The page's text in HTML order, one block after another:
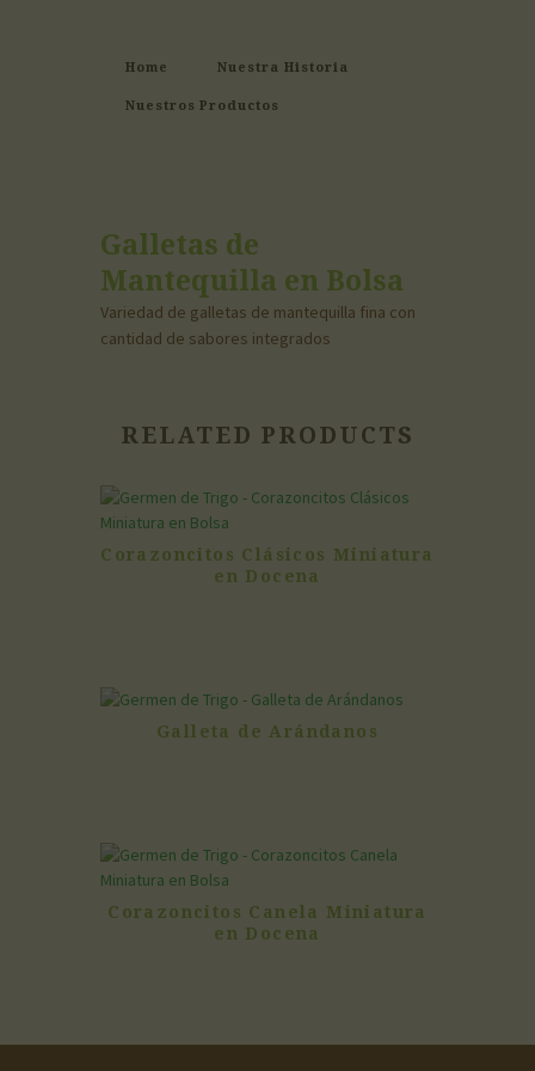
Home Nuestra Historia
Nuestros Productos
Galletas de
Mantequilla en Bolsa
Variedad de galletas de mantequilla fina con
cantidad de sabores integrados
RELATED PRODUCTS
Corazoncitos Clásicos Miniatura
en Docena
Galleta de Arándanos
Corazoncitos Canela Miniatura
en Docena